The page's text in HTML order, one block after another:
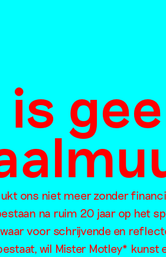
ons niet meer zonder
na ruim 20 jaar op het
voor schrijvende en
wil Mister Motley* kunst